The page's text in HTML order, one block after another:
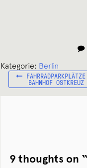
Kategorie: Berlin
VORHERIGER
BEITRAG:
BAHNHOF OSTKREUZ
9 thoughts on “